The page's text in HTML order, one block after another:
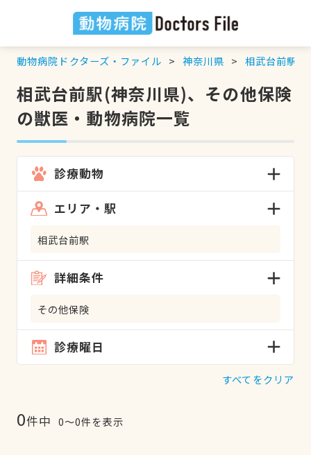
動物病院ドクターズ・ファイル 神奈川県 相武台前駅
相武台前駅(神奈川県)、その他保険
の獣医・動物病院一覧
診療動物
エリア・駅
相武台前駅
詳細条件
その他保険
診療曜日
すべてをクリア
0件中 0〜0件を表示